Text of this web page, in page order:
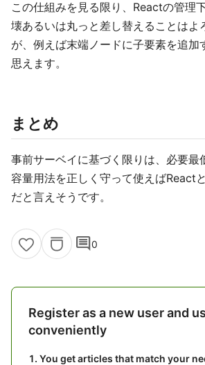
この仕組みを見る限り、Reactの管理
壊あるいは丸っと差し替えることはよ
が、例えば末端ノードに子要素を追加
思えます。
まとめ
事前サーベイに基づく限りは、必要最
容量用法を正しく守って使えばReact
だと言えそうです。
comment0
Register as a new user and
conveniently
You get articles that match your